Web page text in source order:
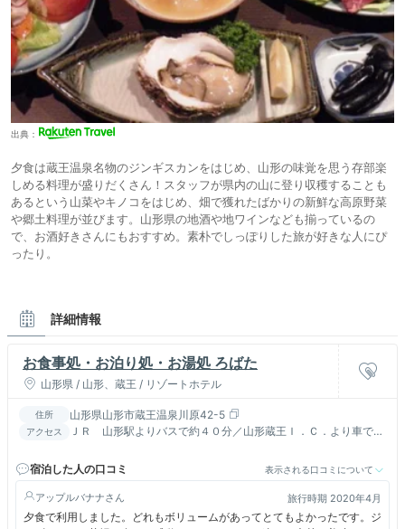
出典：
夕食は蔵王温泉名物のジンギスカンをはじめ、山形の味覚を思う存部楽
しめる料理が盛りだくさん！スタッフが県内の山に登り収穫することも
あるという山菜やキノコをはじめ、畑で獲れたばかりの新鮮な高原野菜
や郷土料理が並びます。山形県の地酒や地ワインなども揃っているの
で、お酒好きさんにもおすすめ。素朴でしっぽりした旅が好きな人にぴ
ったり。
詳細情報
お食事処・お泊り処・お湯処 ろばた
山形県 / 山形、蔵王 / リゾートホテル
住所 山形県山形市蔵王温泉川原42-5
アクセス
ＪＲ 山形駅よりバスで約４０分／山形蔵王Ｉ．Ｃ．より車で約
宿泊した人の口コミ
表示される口コミについて
アップルバナナ 旅行時期 2020年4月
夕食で利用しました。どれもボリュームがあってとてもよかったです。ジ